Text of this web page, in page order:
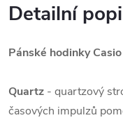
Detailní
Pánské hodinky
Quartz - quartzový
časových impulzů